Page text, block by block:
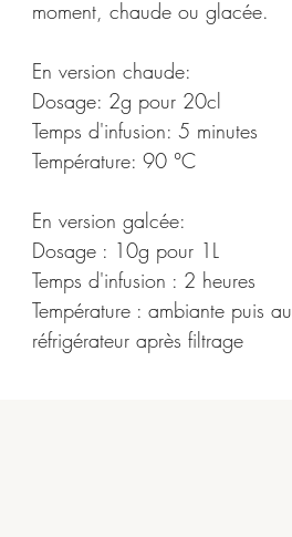
moment, chaude ou glacée.
En version chaude:
Dosage: 2g pour 20cl
Temps d'infusion: 5 minutes
Température: 90 °C
En version galcée:
Dosage : 10g pour 1L
Temps d'infusion : 2 heures
Température : ambiante puis au
réfrigérateur après filtrage